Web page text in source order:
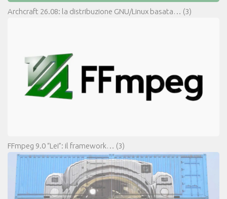
Archcraft 26.08: la distribuzione GNU/Linux basata… (3)
FFmpeg 9.0 “Lei”: il framework… (3)